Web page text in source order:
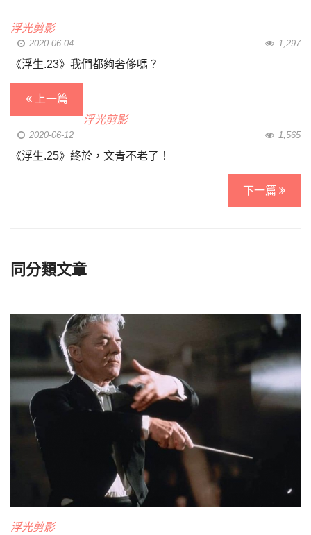
浮光剪影
2020-06-04 1,297
《浮生.23》我們都夠奢侈嗎？
上一篇
浮光剪影
2020-06-12 1,565
《浮生.25》終於，文青不老了！
下一篇
同分類文章
浮光剪影